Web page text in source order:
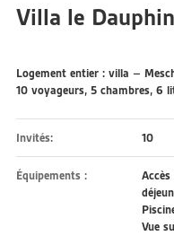
Villa le Dauphin
Logement entier : villa –
10 voyageurs, 5 chambres, 6
Invités: 10
Équipements :
Vue